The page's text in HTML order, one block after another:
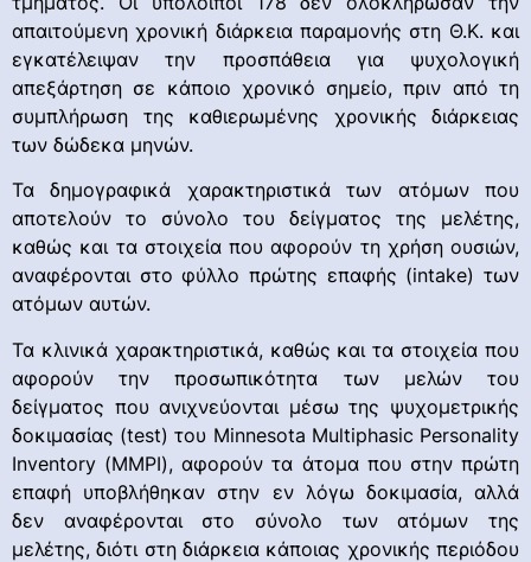
απαιτούμενη χρονική διάρκεια παραμονής στη Θ.Κ. και
εγκατέλειψαν την προσπάθεια για ψυχολογική
απεξάρτηση σε κάποιο χρονικό σημείο, πριν από τη
συμπλήρωση της καθιερωμένης χρονικής διάρκειας
των δώδεκα μηνών.
Τα δημογραφικά χαρακτηριστικά των ατόμων που
αποτελούν το σύνολο του δείγματος της μελέτης,
καθώς και τα στοιχεία που αφορούν τη χρήση ουσιών,
αναφέρονται στο φύλλο πρώτης επαφής (intake) των
ατόμων αυτών.
Τα κλινικά χαρακτηριστικά, καθώς και τα στοιχεία που
αφορούν την προσωπικότητα των μελών του
δείγματος που ανιχνεύονται μέσω της ψυχομετρικής
δοκιμασίας (test) του Minnesota Multiphasic Personality
Inventory (ΜΜΡΙ), αφορούν τα άτομα που στην πρώτη
επαφή υποβλήθηκαν στην εν λόγω δοκιμασία, αλλά
δεν αναφέρονται στο σύνολο των ατόμων της
μελέτης, διότι στη διάρκεια κάποιας χρονικής περιόδου